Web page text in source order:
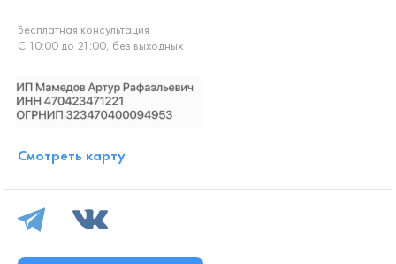
Бесплатная консультация
С 10:00 до 21:00, без выходных
Смотреть карту